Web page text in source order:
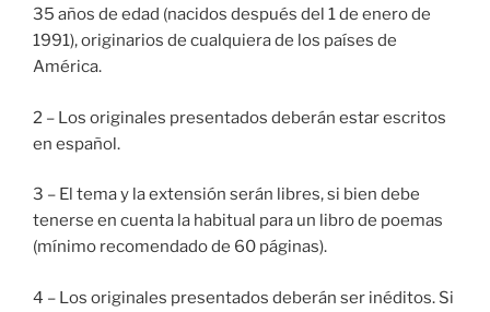
35 años de edad (nacidos después del 1 de enero de
1991), originarios de cualquiera de los países de
América.
2 – Los originales presentados deberán estar escritos
en español.
3 – El tema y la extensión serán libres, si bien debe
tenerse en cuenta la habitual para un libro de poemas
(mínimo recomendado de 60 páginas).
4 – Los originales presentados deberán ser inéditos. Si